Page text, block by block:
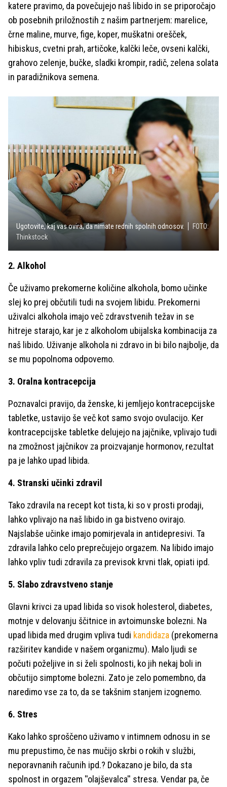
katere pravimo, da povečujejo naš libido in se priporočajo
ob posebnih priložnostih z našim partnerjem: marelice,
črne maline, murve, fige, koper, muškatni orešček,
hibiskus, cvetni prah, artičoke, kalčki leče, ovseni kalčki,
grahovo zelenje, bučke, sladki krompir, radič, zelena solata
in paradižnikova semena.
Ugotovite, kaj vas ovira, da nimate rednih spolnih odnosov.
FOTO:
Thinkstock
2. Alkohol
Če uživamo prekomerne količine alkohola, bomo učinke
slej ko prej občutili tudi na svojem libidu. Prekomerni
uživalci alkohola imajo več zdravstvenih težav in se
hitreje starajo, kar je z alkoholom ubijalska kombinacija za
naš libido. Uživanje alkohola ni zdravo in bi bilo najbolje, da
se mu popolnoma odpovemo.
3. Oralna kontracepcija
Poznavalci pravijo, da ženske, ki jemljejo kontracepcijske
tabletke, ustavijo še več kot samo svojo ovulacijo. Ker
kontracepcijske tabletke delujejo na jajčnike, vplivajo tudi
na zmožnost jajčnikov za proizvajanje hormonov, rezultat
pa je lahko upad libida.
4. Stranski učinki zdravil
Tako zdravila na recept kot tista, ki so v prosti prodaji,
lahko vplivajo na naš libido in ga bistveno ovirajo.
Najslabše učinke imajo pomirjevala in antidepresivi. Ta
zdravila lahko celo preprečujejo orgazem. Na libido imajo
lahko vpliv tudi zdravila za previsok krvni tlak, opiati ipd.
5. Slabo zdravstveno stanje
Glavni krivci za upad libida so visok holesterol, diabetes,
motnje v delovanju ščitnice in avtoimunske bolezni. Na
upad libida med drugim vpliva tudi kandidaza (prekomerna
razširitev kandide v našem organizmu). Malo ljudi se
počuti poželjive in si želi spolnosti, ko jih nekaj boli in
občutijo simptome bolezni. Zato je zelo pomembno, da
naredimo vse za to, da se takšnim stanjem izognemo.
6. Stres
Kako lahko sproščeno uživamo v intimnem odnosu in se
mu prepustimo, če nas mučijo skrbi o rokih v službi,
neporavnanih računih ipd.? Dokazano je bilo, da sta
spolnost in orgazem ''olajševalca'' stresa. Vendar pa, če